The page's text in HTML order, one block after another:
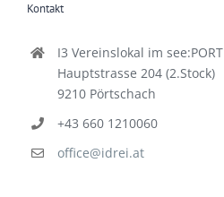
Kontakt
I3 Vereinslokal im see:PORT
Hauptstrasse 204 (2.Stock)
9210 Pörtschach
+43 660 1210060
office@idrei.at